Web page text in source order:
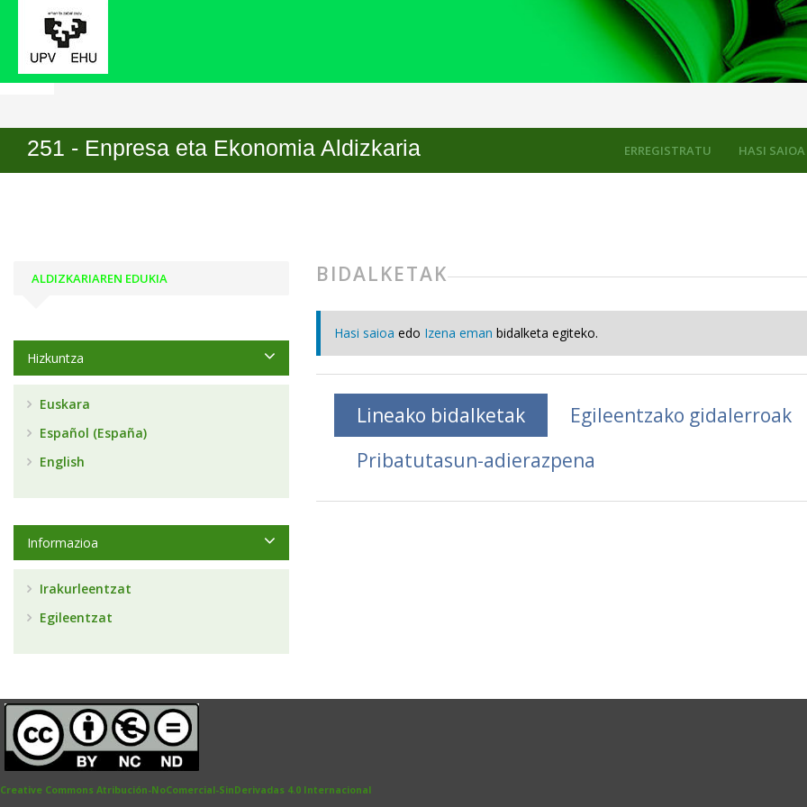
251 - Enpresa eta Ekonomia Aldizkaria
ERREGISTRATU HASI SAIOA
251 - Enpresa eta Ekonomia Aldizkaria
Hasiera Bidalketak
BIDALKETAK
Hasi saioa edo Izena eman bidalketa egiteko.
Lineako bidalketak Egileentzako gidalerroak
Pribatutasun-adierazpena
ALDIZKARIAREN EDUKIA
Hizkuntza
Euskara
Español (España)
English
Informazioa
Irakurleentzat
Egileentzat
Creative Commons Atribución-NoComercial-SinDerivadas 4.0 Internacional